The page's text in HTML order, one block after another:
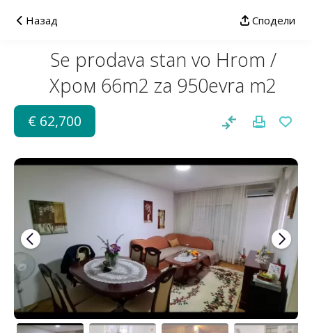
Назад Сподели
Se prodava stan vo Hrom /
Хром 66m2 za 950evra m2
€ 62,700